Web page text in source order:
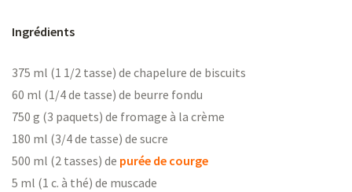
Ingrédients
375 ml (1 1/2 tasse) de chapelure de biscuits
60 ml (1/4 de tasse) de beurre fondu
750 g (3 paquets) de fromage à la crème
180 ml (3/4 de tasse) de sucre
500 ml (2 tasses) de purée de courge
5 ml (1 c. à thé) de muscade